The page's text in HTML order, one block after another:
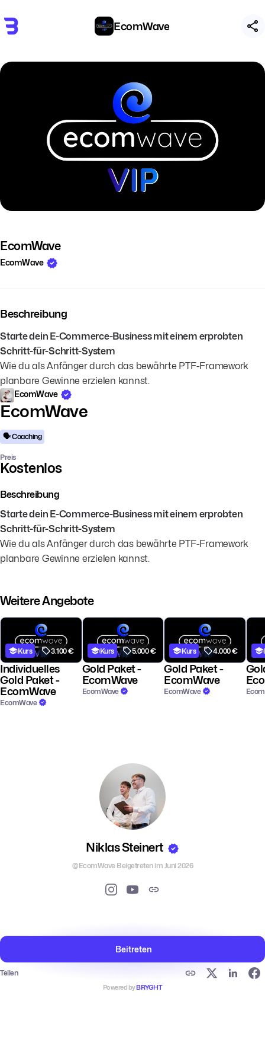
EcomWave
EcomWave
EcomWave
Beschreibung
Starte dein E-Commerce-Business mit einem erprobten
Schritt-für-Schritt-System
Wie du als Anfänger durch das bewährte PTF-Framework
planbare Gewinne erzielen kannst.
EcomWave
EcomWave
🗣️ Coaching
Preis
Kostenlos
Beschreibung
Starte dein E-Commerce-Business mit einem erprobten
Schritt-für-Schritt-System
Wie du als Anfänger durch das bewährte PTF-Framework
planbare Gewinne erzielen kannst.
Weitere Angebote
Kurs 3.100 €
Individuelles
Gold Paket -
EcomWave
EcomWave
Kurs 5.000 €
Gold Paket -
EcomWave
EcomWave
Kurs 4.000 €
Gold Paket -
EcomWave
EcomWave
Niklas Steinert
@EcomWave Beigetreten im Juni 2026
Beitreten
Teilen
Powered byBRYGHT